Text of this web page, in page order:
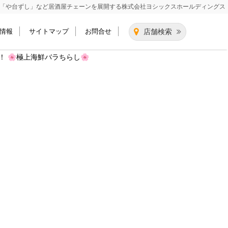
「や台ずし」など居酒屋チェーンを展開する株式会社ヨシックスホールディングス
店舗検索
報 サイトマップ お問合せ
🌸極上海鮮バラちらし🌸